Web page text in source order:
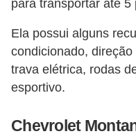
para transportar até 5
Ela possui alguns
condicionado,
trava elétrica, rodas
esportivo.
Chevrolet
i
c
a
m